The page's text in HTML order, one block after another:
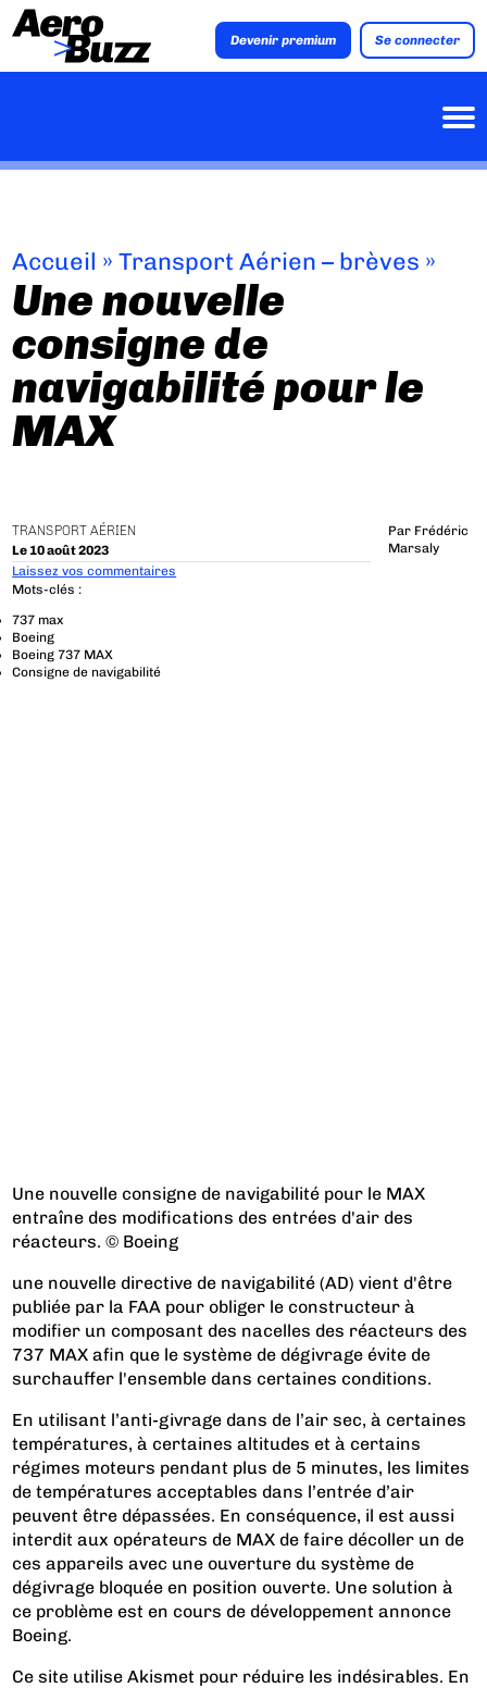
Devenir premium Se connecter
Accueil »Transport Aérien – brèves »
Une nouvelle
consigne de
navigabilité pour le
MAX
TRANSPORT AÉRIEN
Le 10 août 2023
Par Frédéric
Marsaly
Laissez vos commentaires
Mots-clés :
737 max
Boeing
Boeing 737 MAX
Consigne de navigabilité
Une nouvelle consigne de navigabilité pour le MAX
entraîne des modifications des entrées d'air des
réacteurs. © Boeing
une nouvelle directive de navigabilité (AD) vient d'être
publiée par la FAA pour obliger le constructeur à
modifier un composant des nacelles des réacteurs des
737 MAX afin que le système de dégivrage évite de
surchauffer l'ensemble dans certaines conditions.
En utilisant l’anti-givrage dans de l’air sec, à certaines
températures, à certaines altitudes et à certains
régimes moteurs pendant plus de 5 minutes, les limites
de températures acceptables dans l’entrée d’air
peuvent être dépassées. En conséquence, il est aussi
interdit aux opérateurs de MAX de faire décoller un de
ces appareils avec une ouverture du système de
dégivrage bloquée en position ouverte. Une solution à
ce problème est en cours de développement annonce
Boeing.
Ce site utilise Akismet pour réduire les indésirables. En